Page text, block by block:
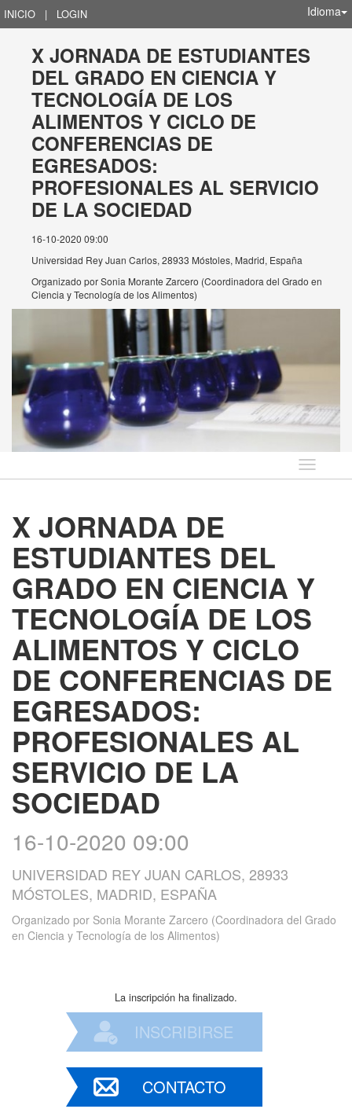
INICIO | LOGIN Idioma
X JORNADA DE ESTUDIANTES
DEL GRADO EN CIENCIA Y
TECNOLOGÍA DE LOS
ALIMENTOS Y CICLO DE
CONFERENCIAS DE
EGRESADOS:
PROFESIONALES AL SERVICIO
DE LA SOCIEDAD
16-10-2020 09:00
Universidad Rey Juan Carlos, 28933 Móstoles, Madrid, España
Organizado porSonia Morante Zarcero (Coordinadora del Grado en
Ciencia y Tecnología de los Alimentos)
Idioma
X JORNADA DE
ESTUDIANTES DEL
GRADO EN CIENCIA Y
TECNOLOGÍA DE LOS
ALIMENTOS Y CICLO
DE CONFERENCIAS DE
EGRESADOS:
PROFESIONALES AL
SERVICIO DE LA
SOCIEDAD
16-10-2020 09:00
UNIVERSIDAD REY JUAN CARLOS, 28933
MÓSTOLES, MADRID, ESPAÑA
Organizado por Sonia Morante Zarcero (Coordinadora del Grado
en Ciencia y Tecnología de los Alimentos)
La inscripción ha finalizado.
INSCRIBIRSE
CONTACTO